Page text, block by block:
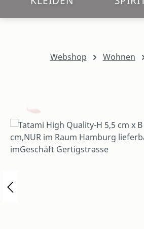
Webshop Wohnen
Bildergalerie überspringen